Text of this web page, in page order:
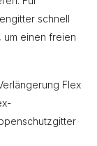
schnell
einen freien
Flex